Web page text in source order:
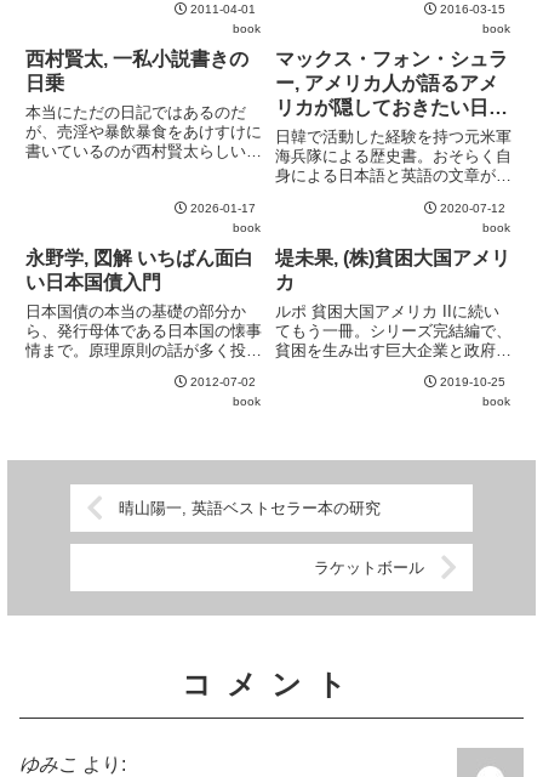
な内容だが、後半のChildren's
Gesturesは "ぱんつーまるみえ"
や "えんがち...
2011-04-01
book
みが本書。もちろん厳密な科学論
文ではなくかなり大胆な仮説も多
数含まれるが (これは著者...
2016-03-15
book
西村賢太, 一私小説書きの
日乗
本当にただの日記ではあるのだ
が、売淫や暴飲暴食をあけすけに
書いているのが西村賢太らしい。
2026-01-17
book
マックス・フォン・シュラ
ー, アメリカ人が語るアメ
リカが隠しておきたい日本
の歴史
日韓で活動した経験を持つ元米軍
海兵隊による歴史書。おそらく自
身による日本語と英語の文章が併
観を否定する以上に、米国 (や西
洋) の傲慢さを自ら批判している
のが印象的。
2020-07-12
book
永野学, 図解 いちばん面白
い日本国債入門
日本国債の本当の基礎の部分か
ら、発行母体である日本国の懐事
情まで。原理原則の話が多く投資
いが、読みやすく真っ当な内容な
ので基礎固めにはお勧めできる。
2012-07-02
book
堤未果, (株)貧困大国アメリ
カ
ルポ 貧困大国アメリカ IIに続い
てもう一冊。シリーズ完結編で、
貧困を生み出す巨大企業と政府の
企業に絡め取られる農場経営、
GM種子による食の支配、切り売
2019-10-25
book
晴山陽一, 英語ベストセラー本の研究
ラケットボール
コメント
ゆみこ より: